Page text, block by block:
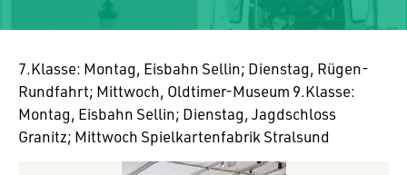
7.Klasse: Montag, Eisbahn Sellin; Dienstag, Rügen-
Rund­fahrt; Mitt­woch, Oldtimer-Museum 9.Klasse:
Montag, Eisbahn Sellin; Dienstag, Jagd­schloss
Granitz; Mitt­woch Spiel­kar­ten­fa­brik Stralsund